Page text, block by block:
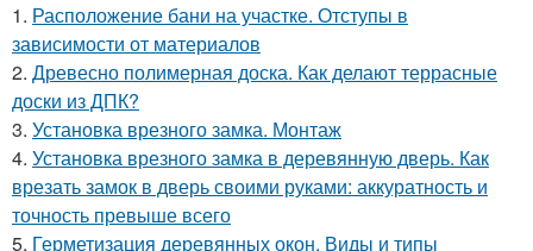
1. Расположение бани на участке. Отступы в
зависимости от материалов
2. Древесно полимерная доска. Как делают террасные
доски из ДПК?
3. Установка врезного замка. Монтаж
4. Установка врезного замка в деревянную дверь. Как
врезать замок в дверь своими руками: аккуратность и
точность превыше всего
5. Герметизация деревянных окон. Виды и типы